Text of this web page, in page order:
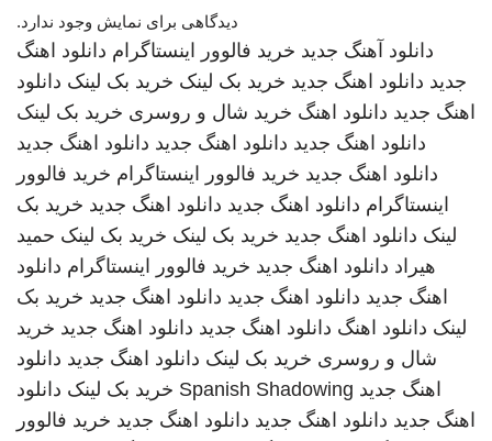
دیدگاهی برای نمایش وجود ندارد.
دانلود آهنگ جدید خرید فالوور اینستاگرام دانلود اهنگ
جدید دانلود اهنگ جدید خرید بک لینک خرید بک لینک دانلود
اهنگ جدید دانلود اهنگ خرید شال و روسری خرید بک لینک
دانلود اهنگ جدید دانلود اهنگ جدید دانلود اهنگ جدید
دانلود اهنگ جدید خرید فالوور اینستاگرام خرید فالوور
اینستاگرام دانلود اهنگ جدید دانلود اهنگ جدید خرید بک
لینک دانلود اهنگ جدید خرید بک لینک خرید بک لینک حمید
هیراد دانلود اهنگ جدید خرید فالوور اینستاگرام دانلود
اهنگ جدید دانلود اهنگ جدید دانلود اهنگ جدید خرید بک
لینک دانلود اهنگ دانلود اهنگ جدید دانلود اهنگ جدید خرید
شال و روسری خرید بک لینک دانلود اهنگ جدید دانلود
اهنگ جدید Spanish Shadowing خرید بک لینک دانلود
اهنگ جدید دانلود اهنگ جدید دانلود اهنگ جدید خرید فالوور